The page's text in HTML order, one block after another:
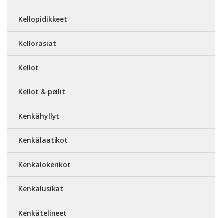
Kellopidikkeet
Kellorasiat
Kellot
Kellot & peilit
Kenkähyllyt
Kenkälaatikot
Kenkälokerikot
Kenkälusikat
Kenkätelineet